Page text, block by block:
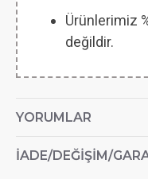
Ürünlerimiz
değildir.
YORUMLAR
İADE/DEĞIŞIM/